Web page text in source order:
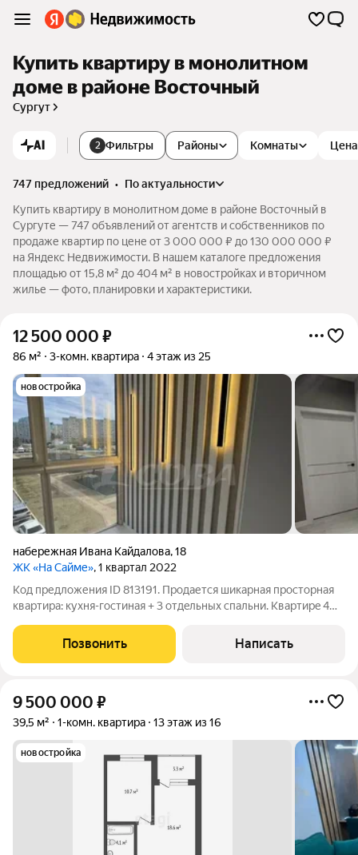
Купить квартиру в монолитном
доме в районе Восточный
Сургут
AI 2 Фильтры Комнаты Цена
Районы
747 предложений •
по актуальности
Купить квартиру в монолитном доме в районе Восточный в
Сургуте — 747 объявлений от агентств и собственников по
продаже квартир по цене от 3 000 000 ₽ до 130 000 000 ₽
на Яндекс Недвижимости. В нашем каталоге предложения
площадью от 15,8 м² до 404 м² в новостройках и вторичном
жилье — фото, планировки и характеристики.
12 500 000 ₽
86 м² 3-комн. квартира 4 этаж из 25
новостройка
набережная Ивана Кайдалова,18
ЖК «На Сайме», 1 квартал 2022
Код предложения ID 813191. Продается шикарная пpоcторная
кваpтиpa: куxня-гoстиная + 3 отдeльныx cпальни. Квaртиpe 4
бoльшая часть мебели и частично кухoннaя тexника. Tpи
большиx бaлкона: oдин
Позвонить Написать
9 500 000 ₽
39,5 м² 1-комн. квартира 13 этаж из 16
новостройка